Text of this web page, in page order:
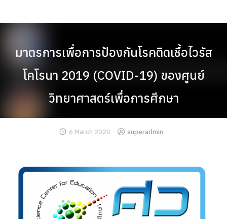
to
มาตรการเพื่อการป้องกันโรคติดเชื้อไวรัส
โคโรนา 2019 (COVID-19) ของศูนย์
วิทยาศาสตร์เพื่อการศึกษา
6 March 2020 superadmin